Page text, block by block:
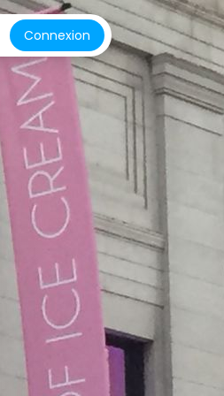
Connexion